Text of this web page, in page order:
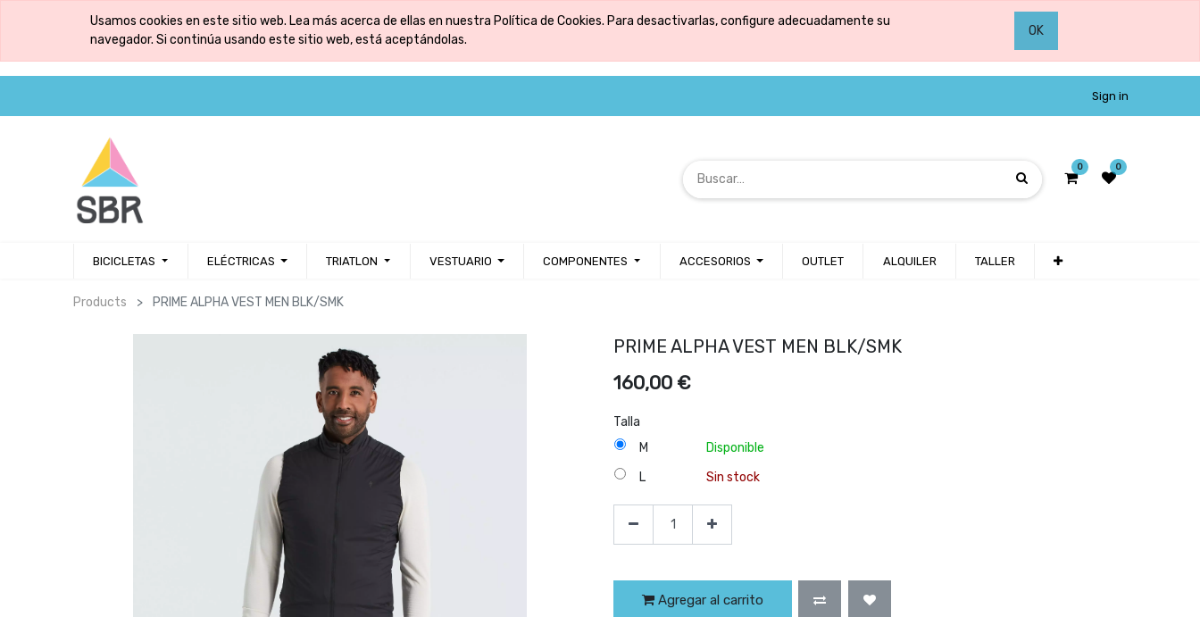
Usamos cookies en este sitio web. Lea más acerca de ellas en nuestra Política de Cookies. Para desactivarlas, configure adecuadamente su
navegador. Si continúa usando este sitio web, está aceptándolas.
OK
Sign in
0 0
BICICLETAS ELÉCTRICAS TRIATLON VESTUARIO COMPONENTES ACCESORIOS OUTLET ALQUILER TALLER
Products PRIME ALPHA VEST MEN BLK/SMK
PRIME ALPHA VEST MEN BLK/SMK
160,00 €
Talla
M
Disponible
L
Sin stock
Agregar al carrito